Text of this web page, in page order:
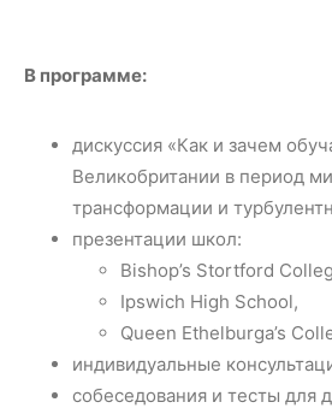
В программе:
дискуссия «Как и зачем
Великобритании в период
трансформации и
презентации школ:
Bishop’s Stortford
Ipswich High School,
Queen Ethelburga’s
индивидуальные
собеседования и тесты для